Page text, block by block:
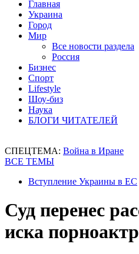
Главная
Украина
Город
Мир
Все новости раздела
Россия
Бизнес
Спорт
Lifestyle
Шоу-биз
Наука
БЛОГИ ЧИТАТЕЛЕЙ
СПЕЦТЕМА: Война в Иране
ВСЕ ТЕМЫ
Вступление Украины в ЕС
Суд перенес
иска